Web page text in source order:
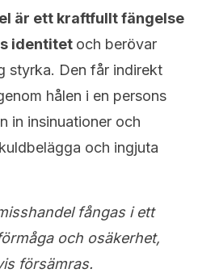
är ett kraftfullt fängelse
identitet och berövar
styrka. Den får indirekt
hålen i en persons
in insinuationer och
och ingjuta
fångas i ett
och osäkerhet,
försämras.